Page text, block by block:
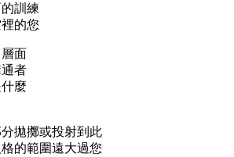
訓練
的您
面
者
麼
拋擲或投射到此
的範圍遠大過您